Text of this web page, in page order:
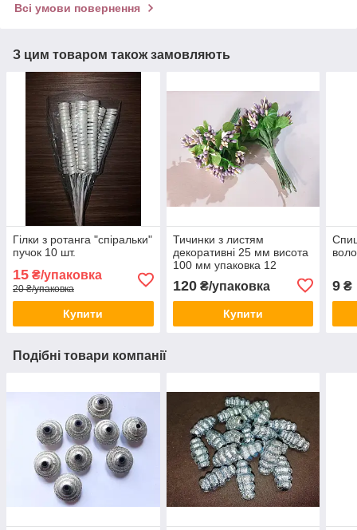
Всі умови повернення
З цим товаром також замовляють
Гілки з ротанга "спіральки"
пучок 10 шт.
15 ₴/упаковка
20 ₴/упаковка
Купити
Тичинки з листям
декоративні 25 мм висота
100 мм упаковка 12
букетів по 12 шт. бузковий
120₴/упаковка
Купити
9 ₴
Подібні товари компанії